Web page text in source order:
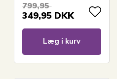
799,95
349,95 DKK
Læg i kurv